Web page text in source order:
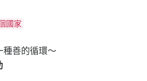
國家
種善的循環～